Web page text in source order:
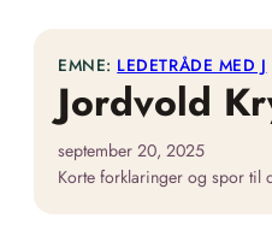
EMNE: LEDETRÅDE MED J
Jordvold
september 20, 2025
Korte forklaringer og spor til